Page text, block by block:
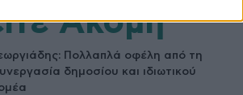
Ακόμη
Πολλαπλά οφέλη από τη
δημοσίου και ιδιωτικού